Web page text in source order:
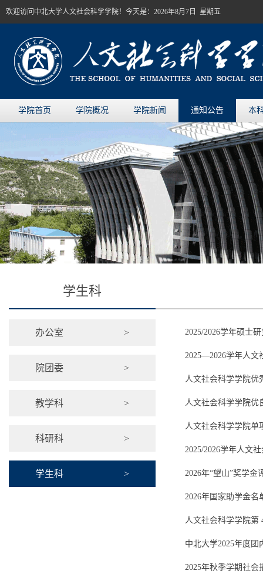
欢迎访问中北大学人文社会科学学院！今天是： 2026年8月7日 星期五
学院首页 学院概况 学院新闻 通知公告 本
学生科
办公室 >
院团委 >
教学科 >
科研科 >
学生科 >
2025/2026学年硕士
2025—2026学年人文
人文社会科学学院优
人文社会科学学院优
人文社会科学学院单
2025/2026学年人文
2026年“望山”奖学金
2026年国家助学金名
人文社会科学学院第
中北大学2025年度
2025年秋季学期社